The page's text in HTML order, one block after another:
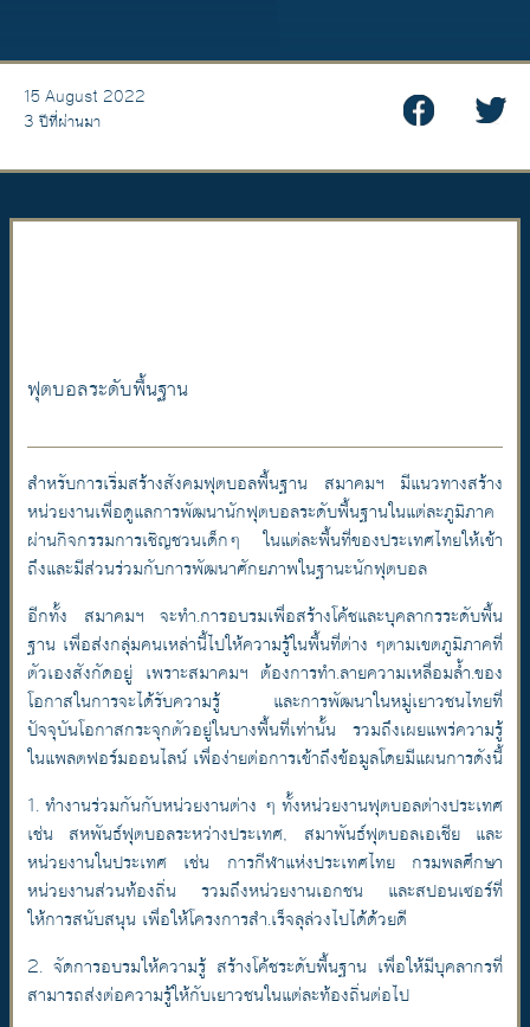
15 August 2022
3 ปีที่ผ่านมา
ฟุตบอลระดับพื้นฐาน
สำหรับการเริ่มสร้างสังคมฟุตบอลพื้นฐาน สมาคมฯ มีแนวทางสร้าง
หน่วยงานเพื่อดูแลการพัฒนานักฟุตบอลระดับพื้นฐานในแต่ละภูมิภาค
ผ่านกิจกรรมการเชิญชวนเด็กๆ ในแต่ละพื้นที่ของประเทศไทยให้เข้า
ถึงและมีส่วนร่วมกับการพัฒนาศักยภาพในฐานะนักฟุตบอล
อีกทั้ง สมาคมฯ จะทำ.การอบรมเพื่อสร้างโค้ชและบุคลากรระดับพื้น
ฐาน เพื่อส่งกลุ่มคนเหล่านี้ไปให้ความรู้ในพื้นที่ต่าง ๆตามเขตภูมิภาคที่
ตัวเองสังกัดอยู่ เพราะสมาคมฯ ต้องการทำ.ลายความเหลื่อมล้ำ.ของ
โอกาสในการจะได้รับความรู้ และการพัฒนาในหมู่เยาวชนไทยที่
ปัจจุบันโอกาสกระจุกตัวอยู่ในบางพื้นที่เท่านั้น รวมถึงเผยแพร่ความรู้
ในแพลตฟอร์มออนไลน์ เพื่อง่ายต่อการเข้าถึงข้อมูลโดยมีแผนการดังนี้
1. ทำงานร่วมกันกับหน่วยงานต่าง ๆ ทั้งหน่วยงานฟุตบอลต่างประเทศ
เช่น สหพันธ์ฟุตบอลระหว่างประเทศ, สมาพันธ์ฟุตบอลเอเชีย และ
หน่วยงานในประเทศ เช่น การกีฬาแห่งประเทศไทย กรมพลศึกษา
หน่วยงานส่วนท้องถิ่น รวมถึงหน่วยงานเอกชน และสปอนเซอร์ที่
ให้การสนับสนุน เพื่อให้โครงการสำ.เร็จลุล่วงไปได้ด้วยดี
2. จัดการอบรมให้ความรู้ สร้างโค้ชระดับพื้นฐาน เพื่อให้มีบุคลากรที่
สามารถส่งต่อความรู้ให้กับเยาวชนในแต่ละท้องถิ่นต่อไป